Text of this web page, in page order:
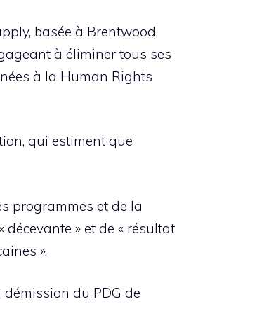
basée à Brentwood,
à éliminer tous ses
à la Human Rights
qui estiment que
programmes et de la
» et de « résultat
».
du PDG de